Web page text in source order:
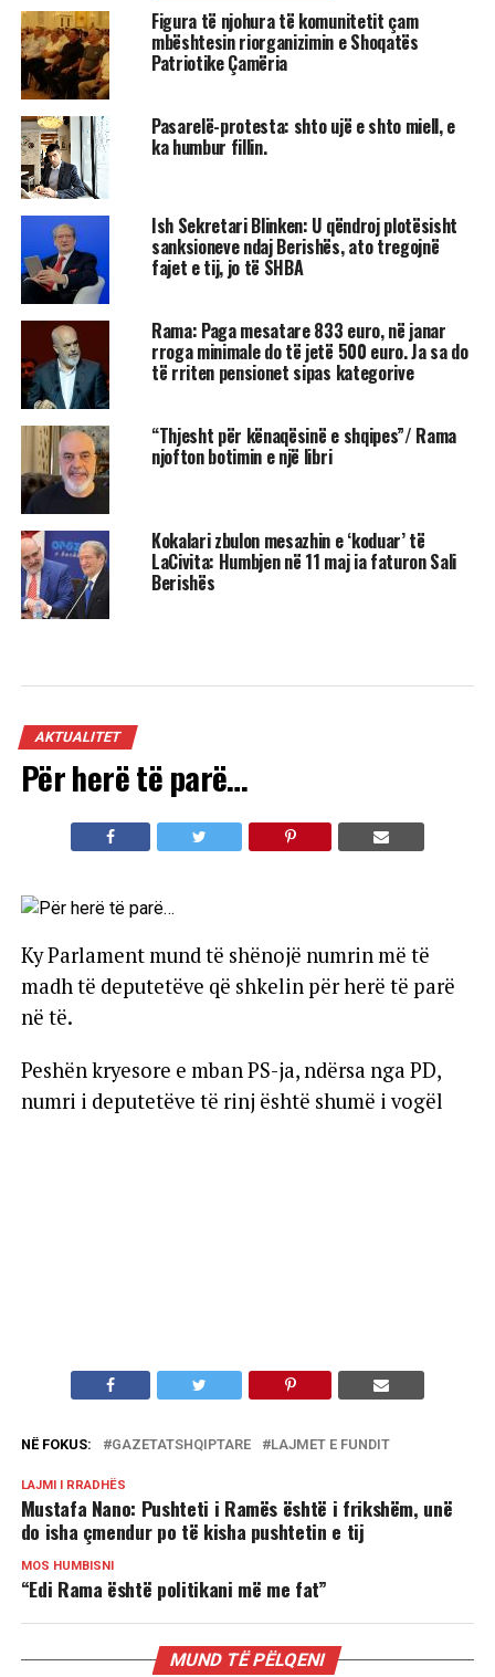
Figura të njohura të komunitetit çam
mbështesin riorganizimin e Shoqatës
Patriotike Çamëria
Pasarelë-protesta: shto ujë e shto miell, e
ka humbur fillin.
Ish Sekretari Blinken: U qëndroj plotësisht
sanksioneve ndaj Berishës, ato tregojnë
fajet e tij, jo të SHBA
Rama: Paga mesatare 833 euro, në janar
rroga minimale do të jetë 500 euro. Ja sa do
të rriten pensionet sipas kategorive
“Thjesht për kënaqësinë e shqipes”/ Rama
njofton botimin e një libri
Kokalari zbulon mesazhin e ‘koduar’ të
LaCivita: Humbjen në 11 maj ia faturon Sali
Berishës
AKTUALITET
Për herë të parë…
Ky Parlament mund të shënojë numrin më të
madh të deputetëve që shkelin për herë të parë
në të.
Peshën kryesore e mban PS-ja, ndërsa nga PD,
numri i deputetëve të rinj është shumë i vogël
NË FOKUS: GAZETATSHQIPTARE LAJMET E FUNDIT
LAJMI I RRADHËS
Mustafa Nano: Pushteti i Ramës është i frikshëm, unë
do isha çmendur po të kisha pushtetin e tij
MOS HUMBISNI
“Edi Rama është politikani më me fat”
MUND TË PËLQENI